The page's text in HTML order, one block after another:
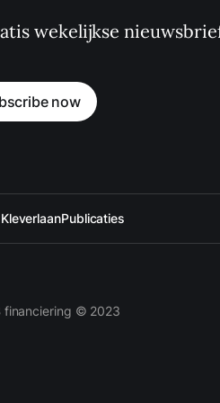
wekelijkse
now
Publicaties
financiering © 2023